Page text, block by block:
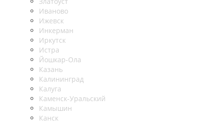
Иваново
Ижевск
Инкерман
Иркутск
Истра
Йошкар-Ола
Казань
Калининград
Калуга
Каменск-Уральский
Камышин
Канск